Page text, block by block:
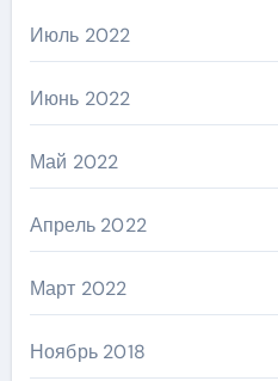
Июль 2022
Июнь 2022
Май 2022
Апрель 2022
Март 2022
Ноябрь 2018